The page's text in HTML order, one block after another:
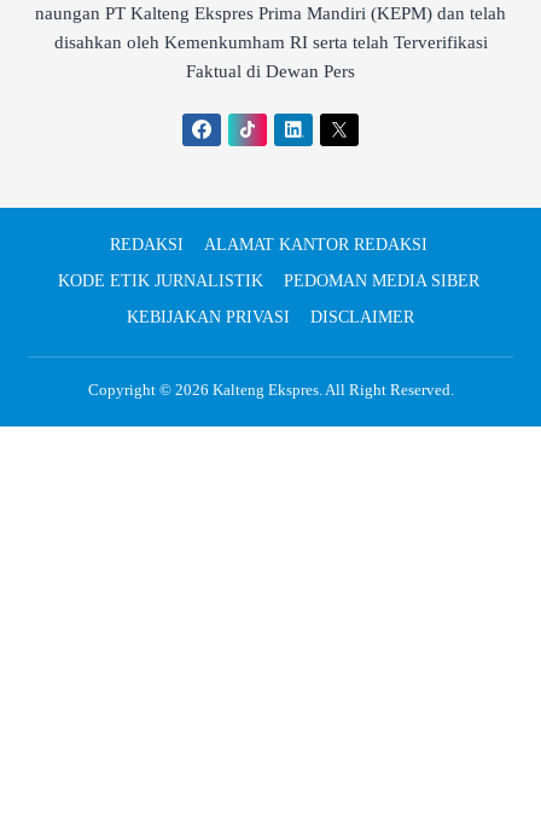
naungan PT Kalteng Ekspres Prima Mandiri (KEPM) dan telah
disahkan oleh Kemenkumham RI serta telah Terverifikasi
Faktual di Dewan Pers
REDAKSI
ALAMAT KANTOR REDAKSI
KODE ETIK JURNALISTIK
PEDOMAN MEDIA SIBER
KEBIJAKAN PRIVASI
DISCLAIMER
Copyright © 2026 Kalteng Ekspres. All Right Reserved.